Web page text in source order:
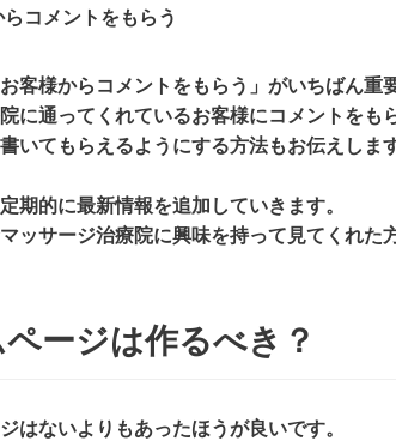
コメントをもらう
客様からコメントをもらう」がいちばん重
に通ってくれているお客様にコメントをも
いてもらえるようにする方法もお伝えしま
期的に最新情報を追加していきます。
ッサージ治療院に興味を持って見てくれ
ージは作るべき？
はないよりもあったほうが良いです。